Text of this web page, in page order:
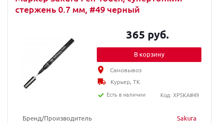
стержень 0.7 мм, #49 черный
Бренд/Производитель
Sakura
365 руб.
В корзину
Самовывоз
Курьер, ТК
Есть в наличии
Код: XPSKA#49